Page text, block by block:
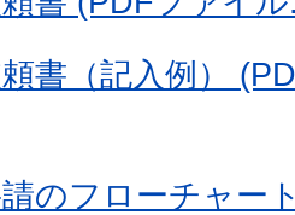
書（記入例）
のフローチャー